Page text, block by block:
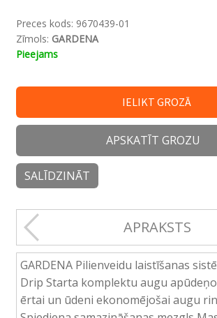
Preces kods: 9670439-01
Zīmols: GARDENA
Pieejams
IELIKT GROZĀ
APSKATĪT GROZU
SALĪDZINĀT
APRAKSTS
GARDENA Pilienveidu laistīšanas
Drip Starta komplektu augu
ērtai un ūdeni ekonomējošai augu